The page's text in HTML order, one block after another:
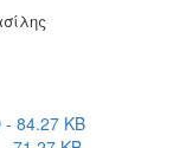
84.27 KB